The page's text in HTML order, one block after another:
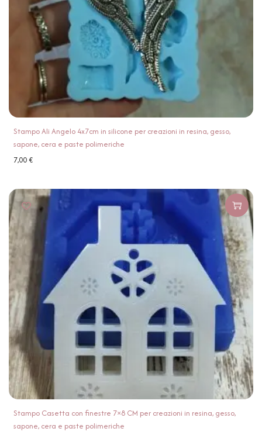
Stampo Ali Angelo 4x7cm in silicone per creazioni in resina, gesso,
sapone, cera e paste polimeriche
7,00€
Stampo Casetta con finestre 7×8 CM per creazioni in resina, gesso,
sapone, cera e paste polimeriche